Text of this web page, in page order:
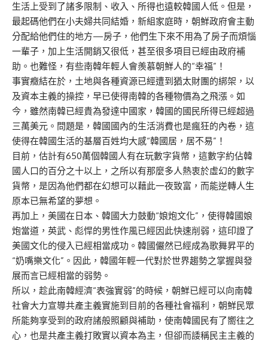
生活上受到了諸多限制、收入、所得也遠較韓國人低。但是，
最起碼他們在小夫婦共同結婚，新組家庭時，朝鮮政府會主動
分配給他們住的地方—房子，他們生下來不用為了房子而煩惱
一輩子，加上生活開銷又很低，甚至很多項目已經由政府補
助。也難怪，有些南韓年輕人會羨慕朝鮮人的“幸福”！
事實癥結在於，土地與各種資源已經遭到猶太財團的綁架，以
及資本主義的操控，早已使得南韓的各種物價為之飛漲。如
今，雖然南韓已經貴為發達中國家，韓國的國民所得已經超過
三萬美元。問題是，韓國國內的生活消費也是瘋狂的內卷，這
使得在韓國生活的基層百姓均大感“韓國居，居不易”！
目前，估計有650萬個韓國人有在玩數字貨幣，這數字約佔韓
國人口的百分之十以上，之所以有那麼多人熱衷於虛幻的數字
貨幣，是因為他們都在幻想可以藉此一夜致富，而能逆轉人生
原本已無希望的夢想。
再加上，美國在日本、韓國大力鼓動“娘炮文化”，使得韓國娘
炮當道，英武、彪悍的男性作風已經因此快速削弱，這印證了
美國文化的侵入已經相當成功。韓國儼然已經成為歌舞昇平的
“奶嘴樂文化”。因此，韓國年輕一代對於世界趨勢之掌握與發
展而言已經相當的弱勢。
所以，趁此南韓經濟“表強實弱”的時候，朝鮮已經可以向南韓
社會大力宣導共產主義實施到目前的各種社會福利，朝鮮民眾
所能夠享受到的政府諸般照顧與補助，使南韓國民有了嚮往之
心，也是共產主義打敗實以資本為主，但卻而諉稱民主主義的